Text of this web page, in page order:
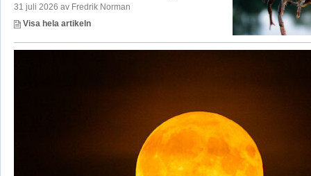
31 juli 2026 av Fredrik Norman
Visa hela artikeln